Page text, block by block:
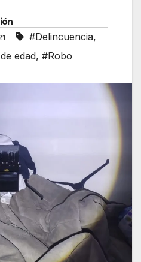
#Delincuencia,
edad, #Robo